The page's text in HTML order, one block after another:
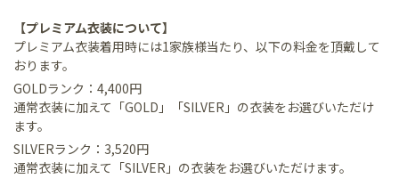
【プレミアム衣装について】
プレミアム衣装着用時には1家族様当たり、以下の料金を頂戴して
おります。
GOLDランク：4,400円
通常衣装に加えて「GOLD」「SILVER」の衣装をお選びいただけ
ます。
SILVERランク：3,520円
通常衣装に加えて「SILVER」の衣装をお選びいただけます。